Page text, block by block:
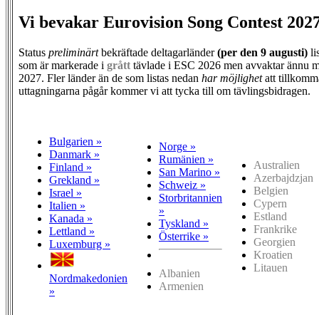
Vi bevakar Eurovision Song Contest
Status preliminärtbekräftade deltagarländer(per den 9 augusti)
som är markerade i grått tävlade i ESC 2026 men avvaktar ännu
2027. Fler länder än de som listas nedan har möjlighetatt
uttagningarna pågår kommer vi att tycka till om tävlingsbidragen.
Bulgarien »
Danmark »
Finland »
Grekland »
Israel »
Italien »
Kanada »
Lettland »
Luxemburg »
Nordmakedonien
»
Norge »
Rumänien »
San Marino »
Schweiz »
Storbritannien
»
Tyskland »
Österrike »
Albanien
Armenien
Australien
Azerbajdzjan
Belgien
Cypern
Estland
Frankrike
Georgien
Kroatien
Litauen